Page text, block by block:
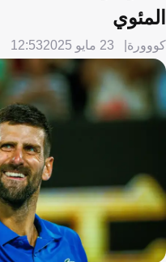
المئوي
كووورة 23 مايو 2025 12:53